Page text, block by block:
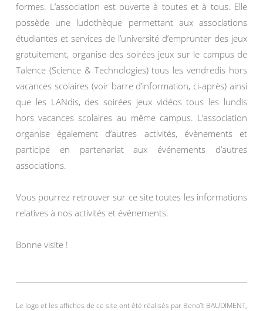
formes. L’association est ouverte à toutes et à tous. Elle
possède une ludothèque permettant aux associations
étudiantes et services de l’université d’emprunter des jeux
gratuitement, organise des soirées jeux sur le campus de
Talence (Science & Technologies) tous les vendredis hors
vacances scolaires (voir barre d’information, ci-après) ainsi
que les LANdis, des soirées jeux vidéos tous les lundis
hors vacances scolaires au même campus. L’association
organise également d’autres activités, évènements et
participe en partenariat aux événements d’autres
associations.
Vous pourrez retrouver sur ce site toutes les informations
relatives à nos activités et événements.
Bonne visite !
Le logo et les affiches de ce site ont été réalisés par Benoît BAUDIMENT,